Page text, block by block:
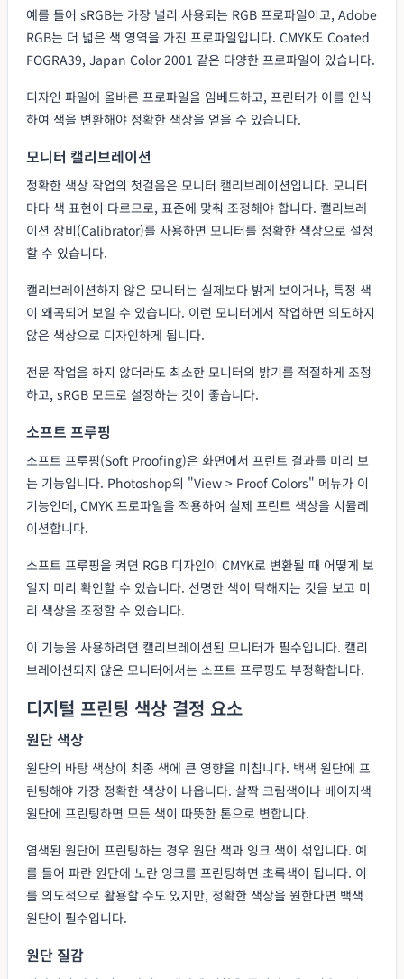
예를 들어 sRGB는 가장 널리 사용되는 RGB 프로파일이고, Adobe
RGB는 더 넓은 색 영역을 가진 프로파일입니다. CMYK도 Coated
FOGRA39, Japan Color 2001 같은 다양한 프로파일이 있습니다.
디자인 파일에 올바른 프로파일을 임베드하고, 프린터가 이를 인식
하여 색을 변환해야 정확한 색상을 얻을 수 있습니다.
모니터 캘리브레이션
정확한 색상 작업의 첫걸음은 모니터 캘리브레이션입니다. 모니터
마다 색 표현이 다르므로, 표준에 맞춰 조정해야 합니다. 캘리브레
이션 장비(Calibrator)를 사용하면 모니터를 정확한 색상으로 설정
할 수 있습니다.
캘리브레이션하지 않은 모니터는 실제보다 밝게 보이거나, 특정 색
이 왜곡되어 보일 수 있습니다. 이런 모니터에서 작업하면 의도하지
않은 색상으로 디자인하게 됩니다.
전문 작업을 하지 않더라도 최소한 모니터의 밝기를 적절하게 조정
하고, sRGB 모드로 설정하는 것이 좋습니다.
소프트 프루핑
소프트 프루핑(Soft Proofing)은 화면에서 프린트 결과를 미리 보
는 기능입니다. Photoshop의 "View > Proof Colors" 메뉴가 이
기능인데, CMYK 프로파일을 적용하여 실제 프린트 색상을 시뮬레
이션합니다.
소프트 프루핑을 켜면 RGB 디자인이 CMYK로 변환될 때 어떻게 보
일지 미리 확인할 수 있습니다. 선명한 색이 탁해지는 것을 보고 미
리 색상을 조정할 수 있습니다.
이 기능을 사용하려면 캘리브레이션된 모니터가 필수입니다. 캘리
브레이션되지 않은 모니터에서는 소프트 프루핑도 부정확합니다.
디지털 프린팅 색상 결정 요소
원단 색상
원단의 바탕 색상이 최종 색에 큰 영향을 미칩니다. 백색 원단에 프
린팅해야 가장 정확한 색상이 나옵니다. 살짝 크림색이나 베이지색
원단에 프린팅하면 모든 색이 따뜻한 톤으로 변합니다.
염색된 원단에 프린팅하는 경우 원단 색과 잉크 색이 섞입니다. 예
를 들어 파란 원단에 노란 잉크를 프린팅하면 초록색이 됩니다. 이
를 의도적으로 활용할 수도 있지만, 정확한 색상을 원한다면 백색
원단이 필수입니다.
원단 질감